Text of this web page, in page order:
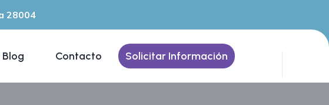
28004
Blog Contacto Solicitar Información